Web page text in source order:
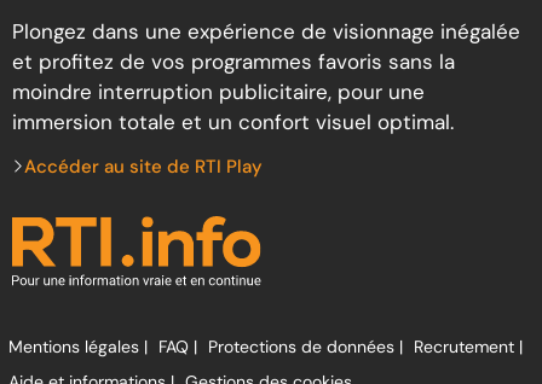
Plongez dans une expérience de visionnage inégalée
et profitez de vos programmes favoris sans la
moindre interruption publicitaire, pour une
immersion totale et un confort visuel optimal.
Accéder au site de RTI Play
Mentions légales | FAQ | Protections de données | Recrutement |